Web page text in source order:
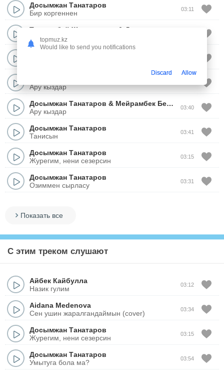
Досымжан Танатаров
Бир коргеннен
03:11
Тунгышбай Жаманкулов &
Досымжан Танатаров
Онер адамы
Ару кыздар
Досымжан Танатаров & Мейрамбек Беспаев
Ару кыздар
03:40
Досымжан Танатаров
Танисын
03:41
Досымжан Танатаров
Журегим, нени сезерсин
03:15
Досымжан Танатаров
Озиммен сырласу
03:31
Показать все
С этим треком слушают
Айбек Кайбулла
Назик гулим
03:12
Aidana Medenova
Сен ушин жаралгандаймын (cover)
03:34
Досымжан Танатаров
Журегим, нени сезерсин
03:15
Досымжан Танатаров
Умытуга бола ма?
03:54
topmuz.kz
Would like to send you notifications
Discard Allow